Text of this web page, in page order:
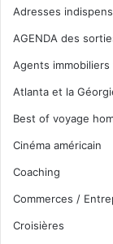
Adresses
AGENDA des
Agents
Atlanta et la
Best of voyage
Cinéma américain
Coaching
Commerces /
Croisières